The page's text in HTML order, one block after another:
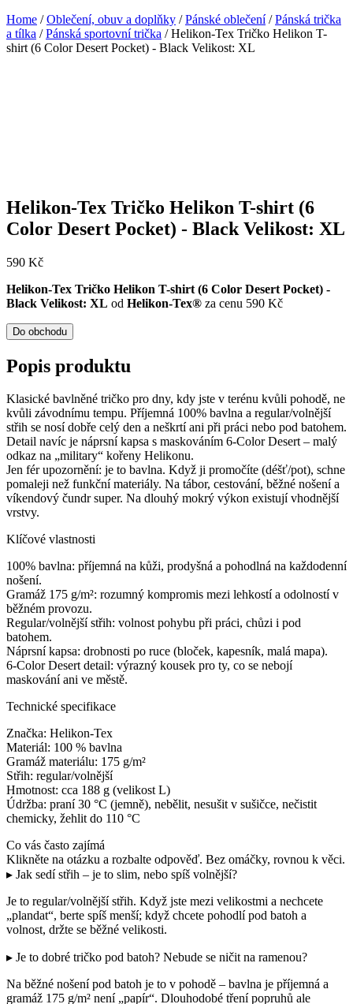
Home /Oblečení, obuv a doplňky /Pánské oblečení/Pánská trička
a tílka /Pánská sportovní trička / Helikon-Tex Tričko Helikon T-
shirt (6 Color Desert Pocket) - Black Velikost: XL
Helikon-Tex Tričko Helikon T-shirt (6
Color Desert Pocket) - Black Velikost: XL
590 Kč
Helikon-Tex Tričko Helikon T-shirt (6 Color Desert Pocket) -
Black Velikost: XL od Helikon-Tex® za cenu 590 Kč
Do obchodu
Popis produktu
Klasické bavlněné tričko pro dny, kdy jste v terénu kvůli pohodě, ne
kvůli závodnímu tempu. Příjemná 100% bavlna a regular/volnější
střih se nosí dobře celý den a neškrtí ani při práci nebo pod batohem.
Detail navíc je náprsní kapsa s maskováním 6-Color Desert – malý
odkaz na „military“ kořeny Helikonu.
Jen fér upozornění: je to bavlna. Když ji promočíte (déšť/pot), schne
pomaleji než funkční materiály. Na tábor, cestování, běžné nošení a
víkendový čundr super. Na dlouhý mokrý výkon existují vhodnější
vrstvy.
Klíčové vlastnosti
100% bavlna: příjemná na kůži, prodyšná a pohodlná na každodenní
nošení.
Gramáž 175 g/m²: rozumný kompromis mezi lehkostí a odolností v
běžném provozu.
Regular/volnější střih: volnost pohybu při práci, chůzi i pod
batohem.
Náprsní kapsa: drobnosti po ruce (bloček, kapesník, malá mapa).
6-Color Desert detail: výrazný kousek pro ty, co se nebojí
maskování ani ve městě.
Technické specifikace
Značka: Helikon-Tex
Materiál: 100 % bavlna
Gramáž materiálu: 175 g/m²
Střih: regular/volnější
Hmotnost: cca 188 g (velikost L)
Údržba: praní 30 °C (jemně), nebělit, nesušit v sušičce, nečistit
chemicky, žehlit do 110 °C
Co vás často zajímá
Klikněte na otázku a rozbalte odpověď. Bez omáčky, rovnou k věci.
▸ Jak sedí střih – je to slim, nebo spíš volnější?
Je to regular/volnější střih. Když jste mezi velikostmi a nechcete
„plandat“, berte spíš menší; když chcete pohodlí pod batoh a
volnost, držte se běžné velikosti.
▸ Je to dobré tričko pod batoh? Nebude se ničit na ramenou?
Na běžné nošení pod batoh je to v pohodě – bavlna je příjemná a
gramáž 175 g/m² není „papír“. Dlouhodobé tření popruhů ale